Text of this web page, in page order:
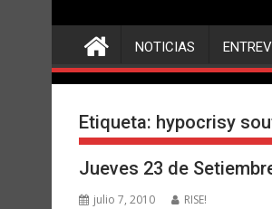
NOTICIAS
Etiqueta: hypocrisy
Jueves 23 de
julio 7, 2010 RISE!